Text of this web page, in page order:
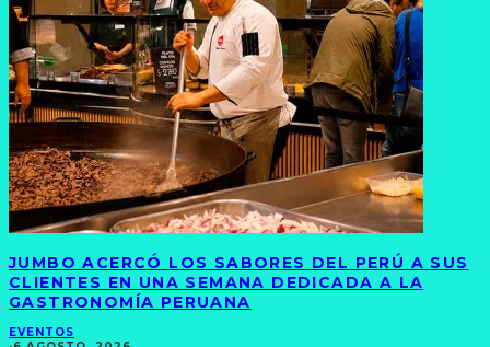
JUMBO ACERCÓ LOS SABORES DEL PERÚ A SUS
CLIENTES EN UNA SEMANA DEDICADA A LA
GASTRONOMÍA PERUANA
EVENTOS